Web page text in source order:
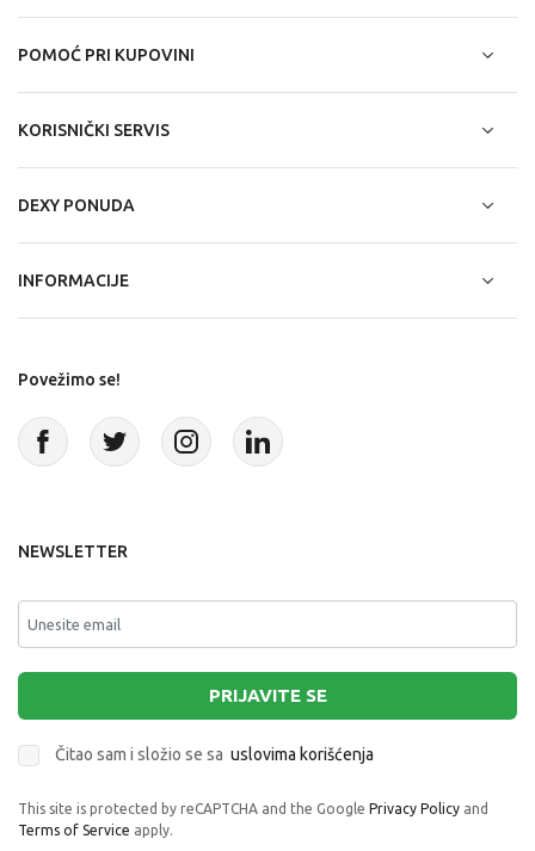
POMOĆ PRI KUPOVINI
KORISNIČKI SERVIS
DEXY PONUDA
INFORMACIJE
Povežimo se!
NEWSLETTER
PRIJAVITE SE
Čitao sam i složio se sa uslovima korišćenja
This site is protected by reCAPTCHA and the Google Privacy Policy and
Terms of Service apply.